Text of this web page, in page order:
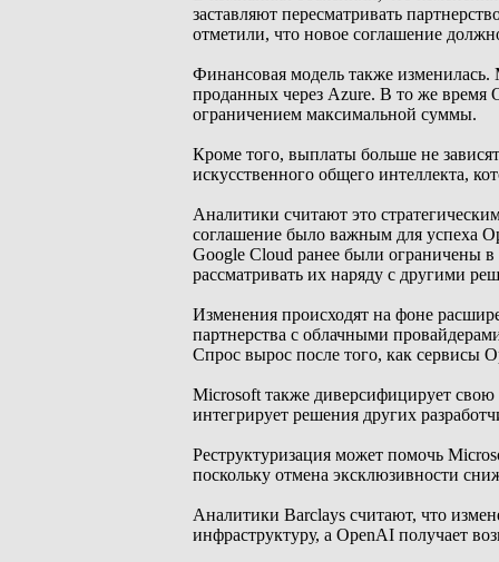
заставляют пересматривать
отметили, что новое соглашение
Финансовая модель также
проданных через Azure. В то же время
ограничением максимальной суммы.
Кроме того, выплаты больше не
искусственного общего интеллекта,
Аналитики считают это
соглашение было важным для успеха
Google Cloud ранее были ограничены в
рассматривать их наряду с другими
Изменения происходят на фоне
партнерства с облачными
Спрос вырос после того, как сервисы
Microsoft также диверсифицирует
интегрирует решения других
Реструктуризация может помочь
поскольку отмена эксклюзивности
Аналитики Barclays считают, что
инфраструктуру, а OpenAI получает